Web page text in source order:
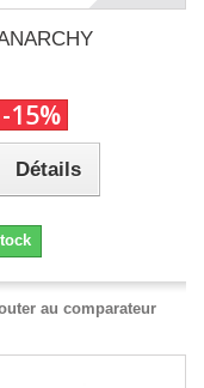
-15%
Détails
au comparateur